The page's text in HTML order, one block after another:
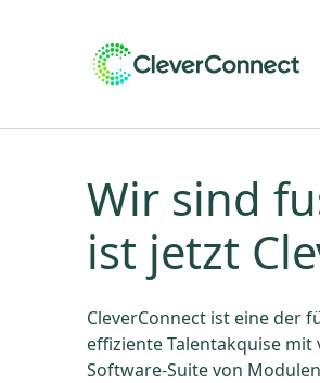
Wir sind
ist jetzt
CleverConnect ist eine der
effiziente Talentakquise
Software-Suite von